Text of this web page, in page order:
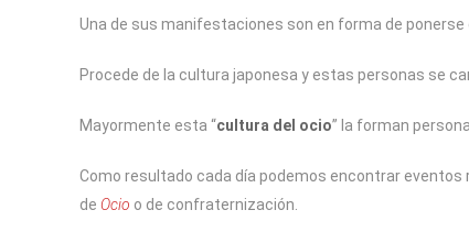
Una de sus manifestaciones son en forma de
Procede de la cultura japonesa y estas personas se
Mayormente esta “cultura del ocio” la forman
Como resultado cada día podemos encontrar
de Ocio o de confraternización.